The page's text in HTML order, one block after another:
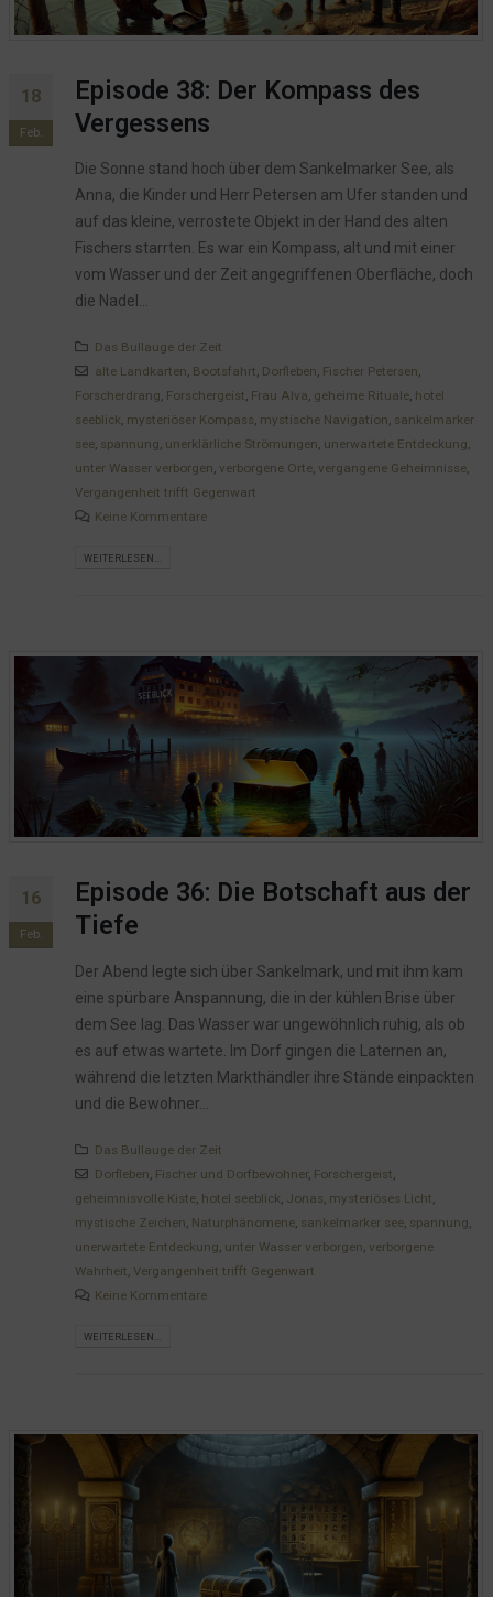
18
Feb.
Episode 38: Der Kompass des
Vergessens
Die Sonne stand hoch über dem Sankelmarker See, als
Anna, die Kinder und Herr Petersen am Ufer standen und
auf das kleine, verrostete Objekt in der Hand des alten
Fischers starrten. Es war ein Kompass, alt und mit einer
vom Wasser und der Zeit angegriffenen Oberfläche, doch
die Nadel...
Das Bullauge der Zeit
alte Landkarten, Bootsfahrt, Dorfleben, Fischer Petersen,
Forscherdrang, Forschergeist, Frau Alva, geheime Rituale, hotel
seeblick, mysteriöser Kompass, mystische Navigation, sankelmarker
see, spannung, unerklärliche Strömungen, unerwartete Entdeckung,
unter Wasser verborgen, verborgene Orte, vergangene Geheimnisse,
Vergangenheit trifft Gegenwart
Keine Kommentare
WEITERLESEN...
16
Feb.
Episode 36: Die Botschaft aus der
Tiefe
Der Abend legte sich über Sankelmark, und mit ihm kam
eine spürbare Anspannung, die in der kühlen Brise über
dem See lag. Das Wasser war ungewöhnlich ruhig, als ob
es auf etwas wartete. Im Dorf gingen die Laternen an,
während die letzten Markthändler ihre Stände einpackten
und die Bewohner...
Das Bullauge der Zeit
Dorfleben Fischer und Dorfbewohner, Forschergeist
geheimnisvolle Kiste hotel seeblick Jonas mysteriöses Licht
mystische Zeichen Naturphänomene sankelmarker see spannung
unerwartete Entdeckung unter Wasser verborgen verborgene
Wahrheit Vergangenheit trifft Gegenwart
Keine Kommentare
WEITERLESEN...